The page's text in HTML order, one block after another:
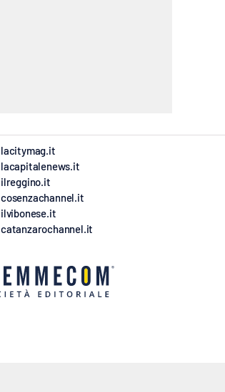
lacitymag.it
lacapitalenews.it
ilreggino.it
cosenzachannel.it
ilvibonese.it
catanzarochannel.it